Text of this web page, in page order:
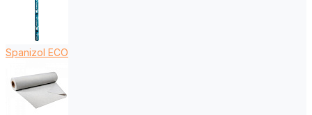
Spanizol ECO